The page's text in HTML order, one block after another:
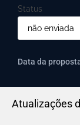
Status
Data da
Atualizações